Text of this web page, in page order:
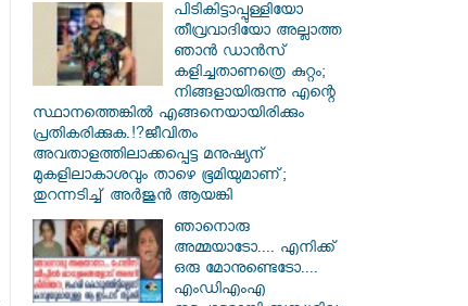
പിടികിട്ടാപ്പുള്ളിയോ
തീവ്രവാദിയോ അല്ലാത്ത
ഞാൻ ഡാൻസ്
കളിച്ചതാണത്രെ കുറ്റം;
നിങ്ങളായിരുന്നു എന്റെ
സ്ഥാനത്തെങ്കിൽ എങ്ങനെയായിരിക്കും
പ്രതികരിക്കുക.!?ജീവിതം
അവതാളത്തിലാക്കപ്പെട്ട മനുഷ്യന്
മുകളിലാകാശവും താഴെ ഭൂമിയുമാണ്;
തുറന്നടിച്ച് അർജുൻ ആയങ്കി
ഞാനൊരു
അമ്മയാടോ.... എനിക്ക്
ഒരു മോനുണ്ടെടോ....
എംഡിഎംഎ